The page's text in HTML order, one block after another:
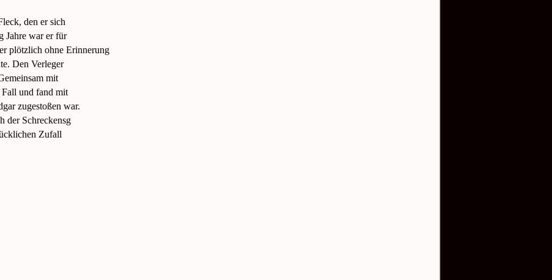
den er sich
Jahre war er für
plötzlich ohne Erinnerung
Den Verleger
mit
und fand mit
zugestoßen war.
der Schreckensg
Zufall